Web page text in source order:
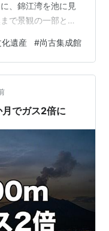
、錦江湾を池に見
で景観の一部とし
魅力である。 この
を、借景庭園、御
小さな物語という
記事の要点 仙巌園
津家の別邸 桜島
遺産 #尚古集成館
でガス2倍に